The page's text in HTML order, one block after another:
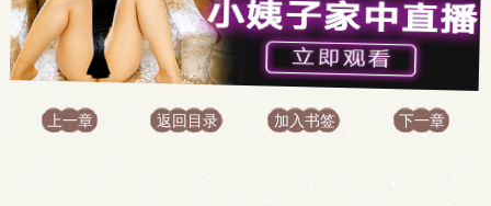
上一章 返回目录 加入书签 下一章